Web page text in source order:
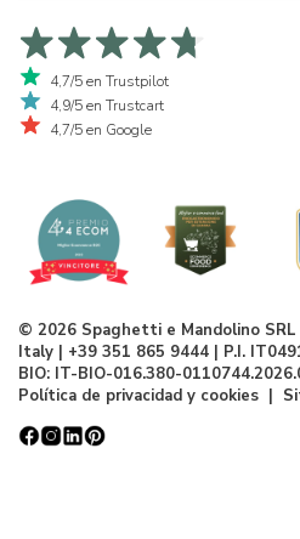
4,7/5 en Trustpilot
4,9/5 en Trustcart
4,7/5 en Google
© 2026 Spaghetti e Mandolino
Italy | +39 351 865 9444 | P.I.
BIO: IT-BIO-016.380-
Política de privacidad y cookies |